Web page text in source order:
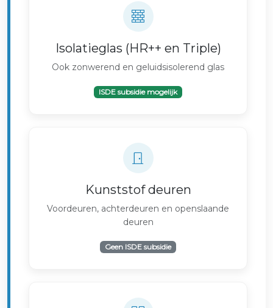
Isolatieglas (HR++ en Triple)
Ook zonwerend en geluidsisolerend glas
ISDE subsidie mogelijk
Kunststof deuren
Voordeuren, achterdeuren en openslaande
deuren
Geen ISDE subsidie